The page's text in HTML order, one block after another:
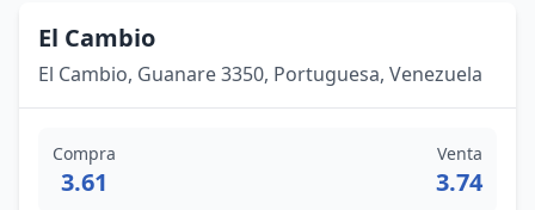
El Cambio
El Cambio, Guanare 3350, Portuguesa, Venezuela
Compra
3.61
Venta
3.74